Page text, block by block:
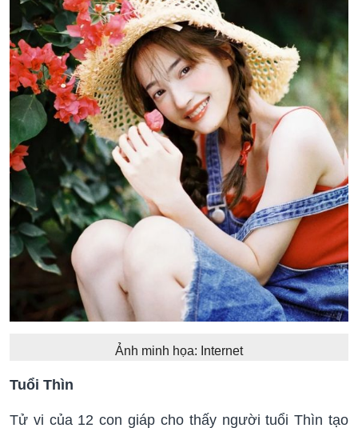
Ảnh minh họa: Internet
Tuổi Thìn
Tử vi của 12 con giáp cho thấy người tuổi Thìn tạo